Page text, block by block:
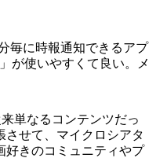
毎に時報通知できるアプ
が使いやすくて良い。メ
単なるコンテンツだっ
させて、マイクロシアタ
好きのコミュニティやプ